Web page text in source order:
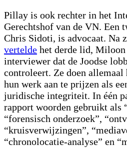
Pillay is ook rechter in het
Gerechtshof van de VN. Een
Chris Sidoti, is advocaat. Na
vertelde het derde lid,
interviewer dat de Joodse
controleert. Ze doen allemaal
hun werk aan te prijzen als
juridische integriteit. In één
rapport woorden gebruikt als
“forensisch onderzoek”,
“kruisverwijzingen”,
“chronolocatie-analyse” en